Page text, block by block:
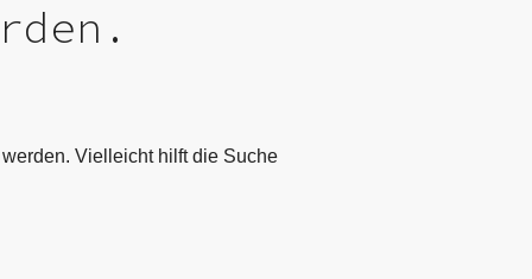
Vielleicht hilft die Suche